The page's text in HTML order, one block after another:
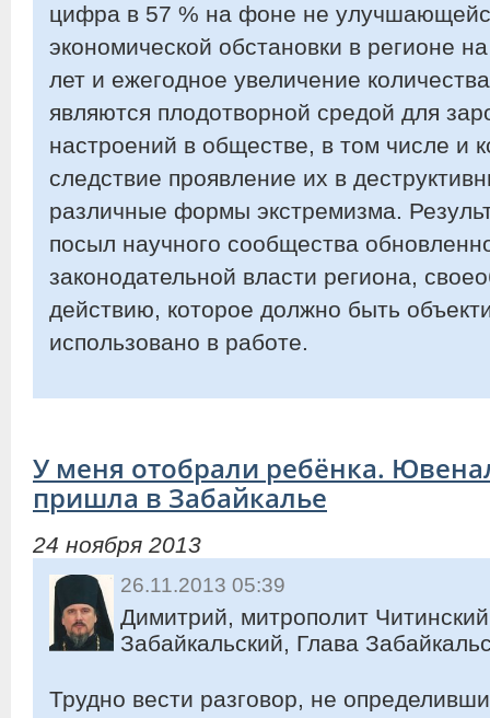
цифра в 57 % на фоне не
экономической обстановки в регионе
лет и ежегодное увеличение
являются плодотворной средой для
настроений в обществе, в том числе и
следствие проявление их в
различные формы экстремизма.
посыл научного сообщества
законодательной власти региона,
действию, которое должно быть
использовано в работе.
У меня отобрали ребёнка.
пришла в Забайкалье
24 ноября 2013
26.11.2013 05:39
Димитрий, митрополит
Забайкальский, Глава
Трудно вести разговор, не